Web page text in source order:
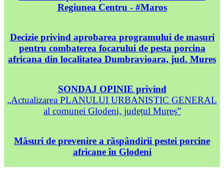
Regiunea Centru - #Maros
Decizie privind aprobarea programului de masuri
pentru combaterea focarului de pesta porcina
africana din localitatea Dumbravioara, jud. Mures
SONDAJ OPINIE privind
„Actualizarea PLANULUI URBANISTIC GENERAL
al comunei Glodeni, județul Mureș”
Măsuri de prevenire a răspândirii pestei porcine
africane în Glodeni